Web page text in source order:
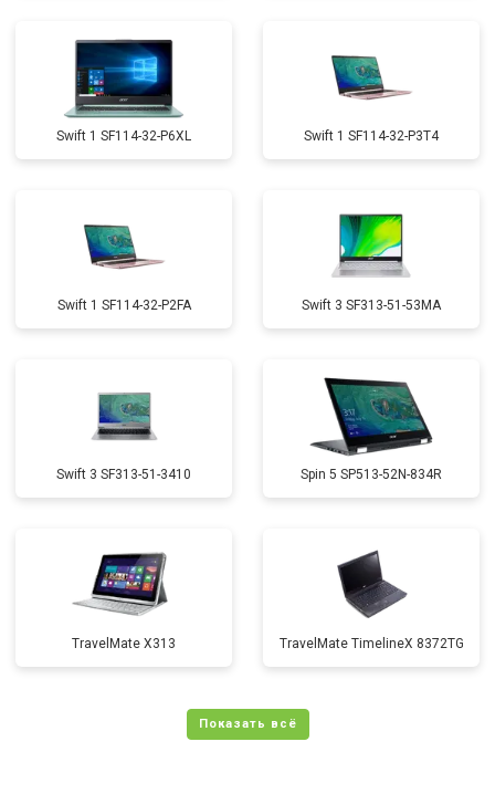
Swift 1 SF114-32-P6XL Swift 1 SF114-32-P3T4
Swift 1 SF114-32-P2FA Swift 3 SF313-51-53MA
Swift 3 SF313-51-3410 Spin 5 SP513-52N-834R
TravelMate X313 TravelMate TimelineX 8372TG